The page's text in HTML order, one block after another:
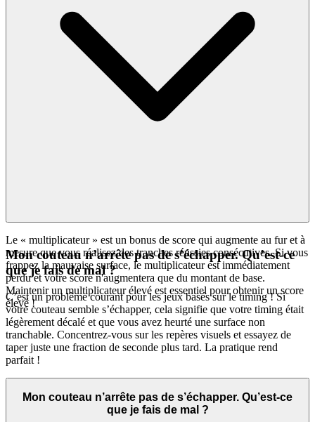
Le « multiplicateur » est un bonus de score qui augmente au fur et à
mesure que vous réalisez des tranches réussies consécutives. Si vous
frappez la mauvaise surface, le multiplicateur est immédiatement
perdu et votre score n'augmentera que du montant de base.
Maintenir un multiplicateur élevé est essentiel pour obtenir un score
élevé !
Mon couteau n’arrête pas de s’échapper. Qu’est-ce
que je fais de mal ?
C’est un problème courant pour les jeux basés sur le timing ! Si
votre couteau semble s’échapper, cela signifie que votre timing était
légèrement décalé et que vous avez heurté une surface non
tranchable. Concentrez-vous sur les repères visuels et essayez de
taper juste une fraction de seconde plus tard. La pratique rend
parfait !
Mon couteau n’arrête pas de s’échapper. Qu’est-ce
que je fais de mal ?